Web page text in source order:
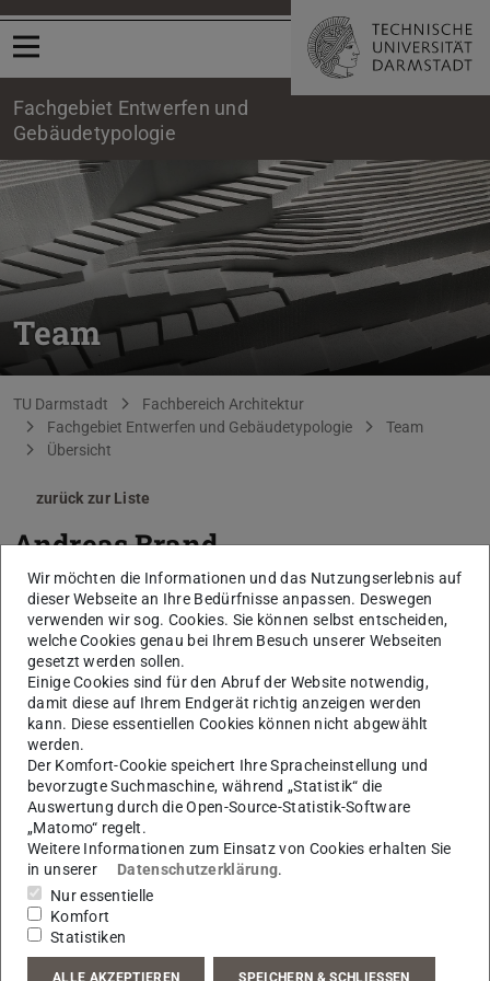
Menü öffnen
Fachgebiet Entwerfen und
Gebäudetypologie
Team
Sie befinden sich hier:
TU Darmstadt
Fachbereich Architektur
Fachgebiet Entwerfen und Gebäudetypologie
Team
Übersicht
zurück zur Liste
Andreas Brand
Wir möchten die Informationen und das Nutzungserlebnis auf
dieser Webseite an Ihre Bedürfnisse anpassen. Deswegen
verwenden wir sog. Cookies. Sie können selbst entscheiden,
welche Cookies genau bei Ihrem Besuch unserer Webseiten
gesetzt werden sollen.
Einige Cookies sind für den Abruf der Website notwendig,
damit diese auf Ihrem Endgerät richtig anzeigen werden
kann. Diese essentiellen Cookies können nicht abgewählt
werden.
Der Komfort-Cookie speichert Ihre Spracheinstellung und
bevorzugte Suchmaschine, während „Statistik“ die
Auswertung durch die Open-Source-Statistik-Software
„Matomo“ regelt.
Weitere Informationen zum Einsatz von Cookies erhalten Sie
in unserer
Datenschutzerklärung.
Nur essentielle
Komfort
Statistiken
ALLE AKZEPTIEREN SPEICHERN & SCHLIESSEN